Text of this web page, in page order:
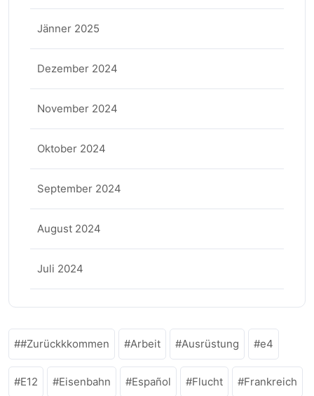
Jänner 2025
Dezember 2024
November 2024
Oktober 2024
September 2024
August 2024
Juli 2024
#Zurückkkommen Arbeit Ausrüstung e4
E12 Eisenbahn Español Flucht Frankreich